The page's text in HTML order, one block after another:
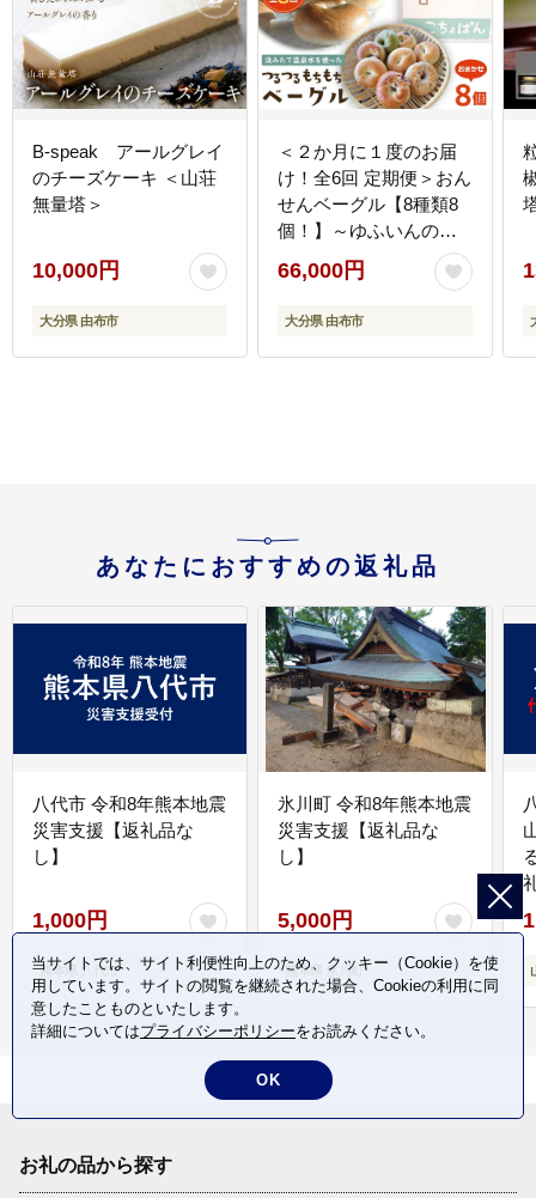
B-speak アールグレイ
のチーズケーキ ＜山荘
無量塔＞
10,000円
大分県 由布市
＜２か月に１度のお届
け！全6回 定期便＞おん
せんベーグル【8種類8
個！】～ゆふいんの汲
みたて温泉水を使った
つるつるもちもちのベ
ーグル～
66,000円
大分県 由布市
あなたにおすすめの返礼品
八代市 令和8年熊本地震
災害支援【返礼品な
し】
1,000円
熊本県 八代市
氷川町 令和8年熊本地震
災害支援【返礼品な
し】
5,000円
熊本県 氷川町
お礼の品から探す
当サイトでは、サイト利便性向上のため、クッキー（Cookie）を使
用しています。サイトの閲覧を継続された場合、Cookieの利用に同
意したことものといたします。
詳細についてはプライバシーポリシーをお読みください。
OK